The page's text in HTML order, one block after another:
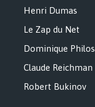
Henri Dumas
Le Zap du Net
Dominique Philos
Claude Reichman
Robert Bukinov